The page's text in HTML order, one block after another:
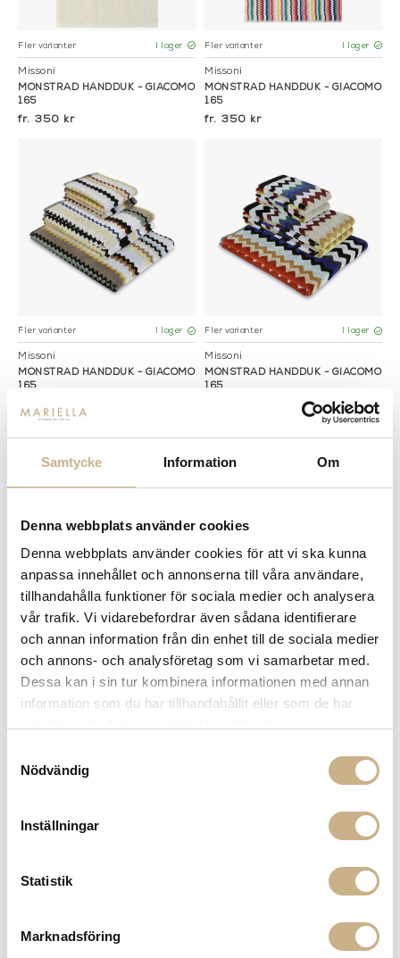
Samtycke Information Om
Denna webbplats använder cookies
Denna webbplats använder cookies för att vi ska kunna
anpassa innehållet och annonserna till våra användare,
tillhandahålla funktioner för sociala medier och analysera
vår trafik. Vi vidarebefordrar även sådana identifierare
och annan information från din enhet till de sociala medier
och annons- och analysföretag som vi samarbetar med.
Dessa kan i sin tur kombinera informationen med annan
information som du har tillhandahållit eller som de har
Nödvändig
Inställningar
Statistik
Marknadsföring
Fler varianter I lager
Missoni
MÖNSTRAD HANDDUK - GIACOMO
165
350 kr
Fler varianter I lager
Missoni
MÖNSTRAD HANDDUK - GIACOMO
165
350 kr
Fler varianter I lager
Missoni
MÖNSTRAD HANDDUK - GIACOMO
165
Fler varianter I lager
Missoni
MÖNSTRAD HANDDUK - GIACOMO
165
Fler varianter I lager
Missoni
MÖNSTRAD HANDDUK - GIACOMO
350 kr
Fler varianter I lager
Missoni
MÖNSTRAD HANDDUK - GIACOMO
165
350 kr
MÖNSTRAD HANDDUK - GIACOMO